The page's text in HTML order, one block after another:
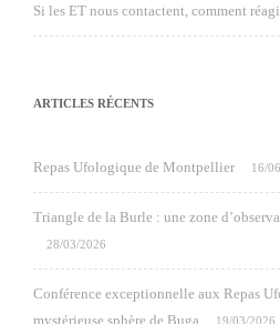
Si les ET nous contactent, comment
ARTICLES RÉCENTS
Repas Ufologique de Montpellier 16/
Triangle de la Burle : une zone
28/03/2026
Conférence exceptionnelle aux Repas
mystérieuse sphère de Buga
19/03/2026